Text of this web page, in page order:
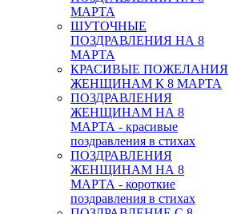
МАРТА
ШУТОЧНЫЕ
ПОЗДРАВЛЕНИЯ НА 8
МАРТА
КРАСИВЫЕ ПОЖЕЛАНИЯ
ЖЕНЩИНАМ К 8 МАРТА
ПОЗДРАВЛЕНИЯ
ЖЕНЩИНАМ НА 8
МАРТА - красивые
поздравления в стихах
ПОЗДРАВЛЕНИЯ
ЖЕНЩИНАМ НА 8
МАРТА - короткие
поздравления в стихах